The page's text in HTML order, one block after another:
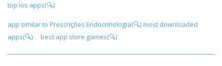
top ios apps(🔍)
app similar to Prescrições Endocrinologia(🔍) most downloaded
apps(🔍)
best app store games(🔍)